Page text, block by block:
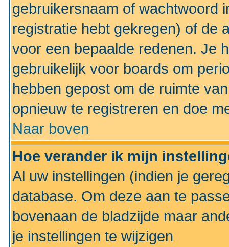
gebruikersnaam of wachtwoord
registratie hebt gekregen) of de
voor een bepaalde redenen. Je
gebruikelijk voor boards om
hebben gepost om de ruimte
opnieuw te registreren en doe
Naar boven
Hoe verander ik mijn
Al uw instellingen (indien je
database. Om deze aan te
bovenaan de bladzijde maar
je instellingen te wijzigen